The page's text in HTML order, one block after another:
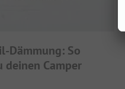
Dämmung: So
deinen Camper